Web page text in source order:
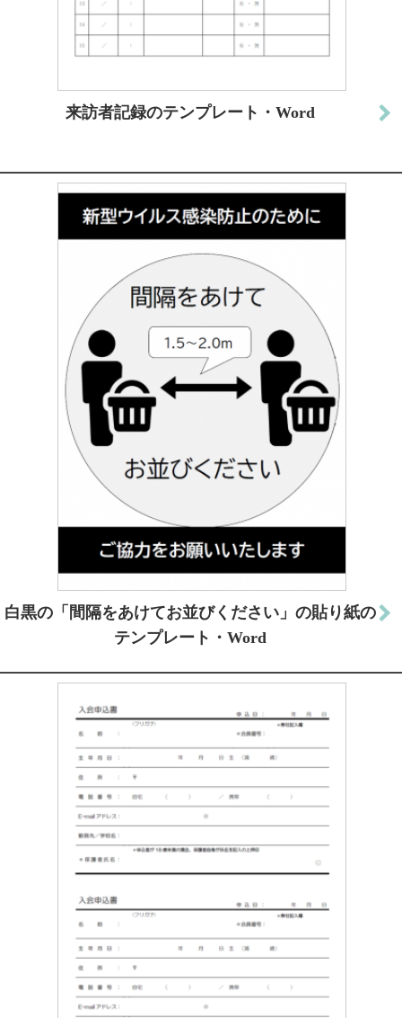
来訪者記録のテンプレート・Word
白黒の「間隔をあけてお並びください」の貼り紙の
テンプレート・Word